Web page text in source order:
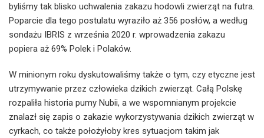
byliśmy tak blisko uchwalenia zakazu hodowli zwierząt na futra.
Poparcie dla tego postulatu wyraziło aż 356 posłów, a według
sondażu IBRIS z września 2020 r. wprowadzenia zakazu
popiera aż 69% Polek i Polaków.
W minionym roku dyskutowaliśmy także o tym, czy etyczne jest
utrzymywanie przez człowieka dzikich zwierząt. Całą Polskę
rozpaliła historia pumy Nubii, a we wspomnianym projekcie
znalazł się zapis o zakazie wykorzystywania dzikich zwierząt w
cyrkach, co także położyłoby kres sytuacjom takim jak